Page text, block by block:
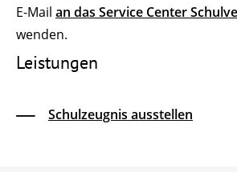
E-Mail an das Service Center
wenden.
Leistungen
Schulzeugnis ausstellen